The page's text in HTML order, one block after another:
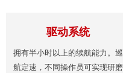
驱动系统
拥有半小时以上的续航能力。巡
航定速，不同操作员可实现研磨